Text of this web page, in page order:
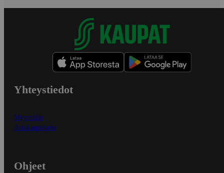
Yhteystiedot
Myymälät
Asiakaspalvelu
Ohjeet